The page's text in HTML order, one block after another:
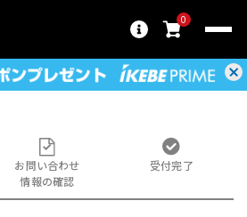
0
お問い合わせ
情報の確認
受付完了